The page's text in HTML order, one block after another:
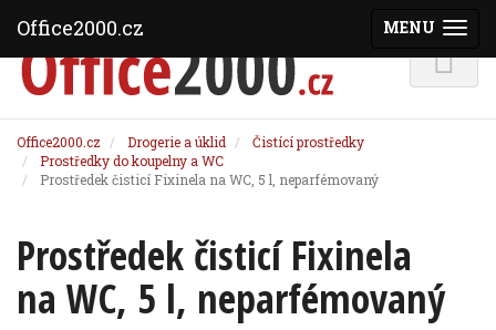
Office2000.cz Drogerie a úklid
Čistící prostředky
Prostředky do koupelny a WC
Prostředek čisticí Fixinela na WC, 5 l, neparfémovaný
Prostředek čisticí Fixinela
na WC, 5 l, neparfémovaný
MENU
Office2000.cz